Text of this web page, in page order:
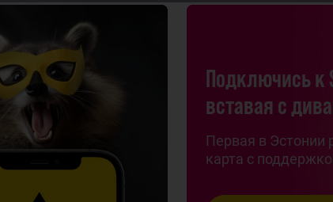
Подключись к
вставая с
Первая в Эстонии
карта с